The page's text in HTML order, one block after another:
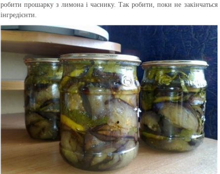
робити прошарку з лимона і часнику. Так робити, поки не закінчаться
інгредієнти.